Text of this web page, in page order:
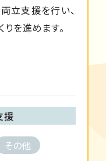
立支援を行い、
を進めます。
援
その他